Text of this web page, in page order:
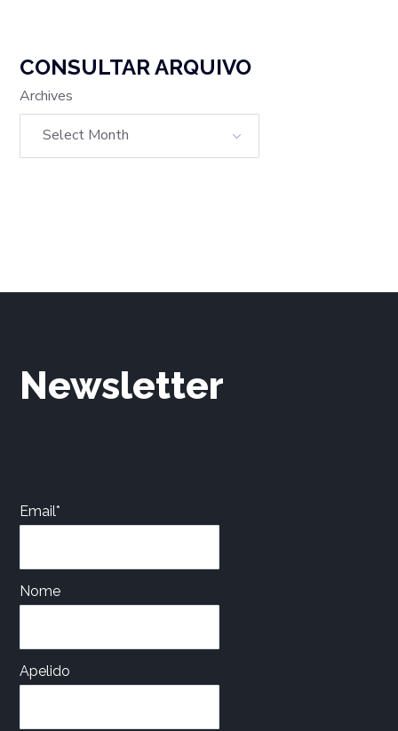
CONSULTAR ARQUIVO
Archives
Newsletter
Email*
Nome
Apelido